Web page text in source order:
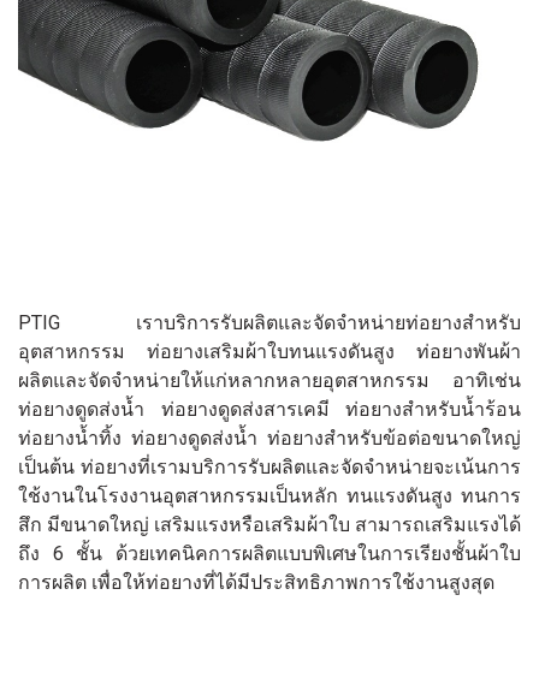
PTIG เราบริการรับผลิตและจัดจำหน่ายท่อยางสำหรับ
อุตสาหกรรม ท่อยางเสริมผ้าใบทนแรงดันสูง ท่อยางพันผ้า
ผลิตและจัดจำหน่ายให้แก่หลากหลายอุตสาหกรรม อาทิเช่น
ท่อยางดูดส่งน้ำ ท่อยางดูดส่งสารเคมี ท่อยางสำหรับน้ำร้อน
ท่อยางน้ำทิ้ง ท่อยางดูดส่งน้ำ ท่อยางสำหรับข้อต่อขนาดใหญ่
เป็นต้น ท่อยางที่เรามบริการรับผลิตและจัดจำหน่ายจะเน้นการ
ใช้งานในโรงงานอุตสาหกรรมเป็นหลัก ทนแรงดันสูง ทนการ
สึก มีขนาดใหญ่ เสริมแรงหรือเสริมผ้าใบ สามารถเสริมแรงได้
ถึง 6 ชั้น ด้วยเทคนิคการผลิตแบบพิเศษในการเรียงชั้นผ้าใบ
การผลิต เพื่อให้ท่อยางที่ได้มีประสิทธิภาพการใช้งานสูงสุด